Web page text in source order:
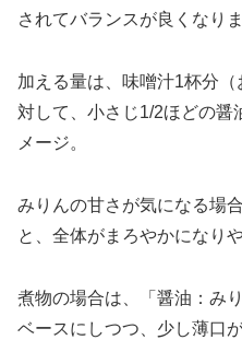
されてバランスが良くなりま
加える量は、味噌汁1杯分
対して、小さじ1/2ほどの醤
メージ。
みりんの甘さが気になる場
と、全体がまろやかになり
煮物の場合は、「醤油：み
ベースにしつつ、少し薄口